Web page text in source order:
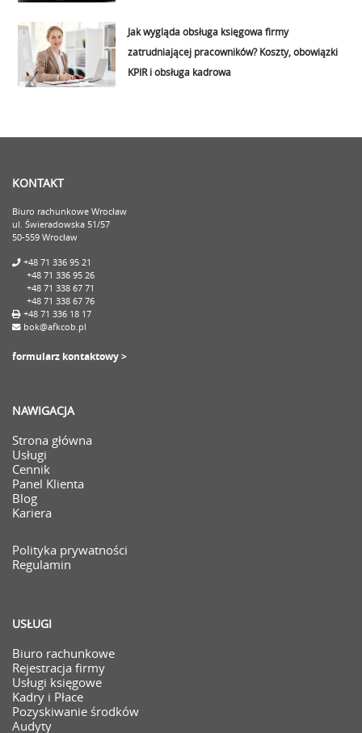
Jak wygląda obsługa księgowa firmy
zatrudniającej pracowników? Koszty, obowiązki
KPIR i obsługa kadrowa
KONTAKT
Biuro rachunkowe Wrocław
ul. Świeradowska 51/57
50-559 Wrocław
+48 71 336 95 21
+48 71 336 95 26
+48 71 338 67 71
+48 71 338 67 76
+48 71 336 18 17
bok@afkcob.pl
formularz kontaktowy >
NAWIGACJA
Strona główna
Usługi
Cennik
Panel Klienta
Blog
Kariera
Polityka prywatności
Regulamin
USŁUGI
Biuro rachunkowe
Rejestracja firmy
Usługi księgowe
Kadry i Płace
Pozyskiwanie środków
Audyty